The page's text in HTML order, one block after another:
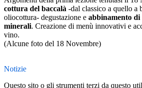
cottura del baccalà -dal classico a quello a
oliocottura- degustazione e abbinamento di
minerali. Creazione di menù innovativi e
vino.
(Alcune foto del 18 Novembre)
Notizie
Questo sito o gli strumenti terzi da questo